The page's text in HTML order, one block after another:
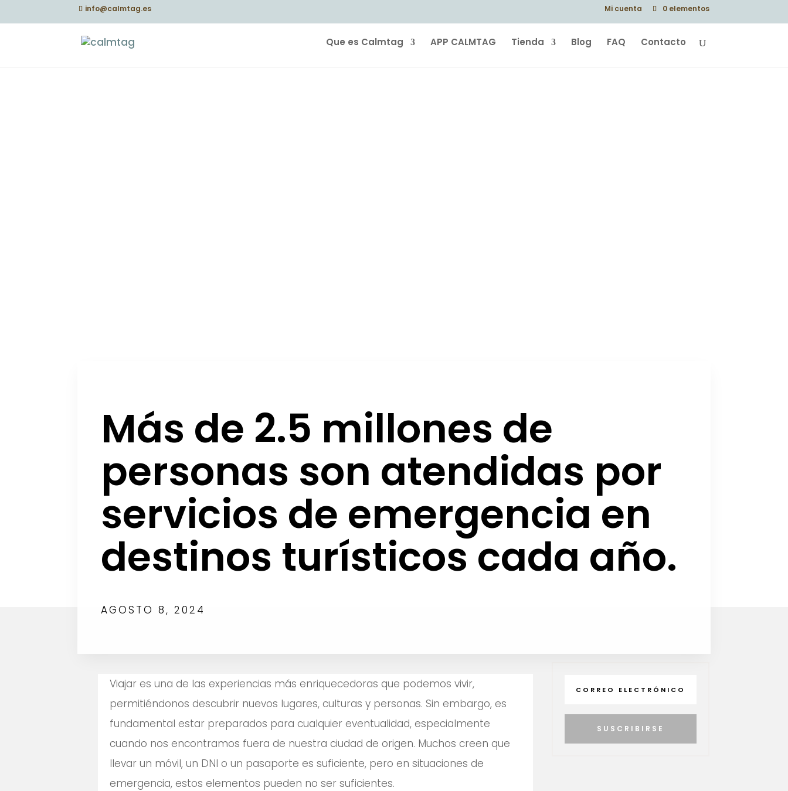
info@calmtag.es Mi cuenta 0 elementos
Que es Calmtag APP CALMTAG Tienda Blog FAQ Contacto
Más de 2.5 millones de
personas son atendidas por
servicios de emergencia en
destinos turísticos cada año.
AGOSTO 8, 2024
Viajar es una de las experiencias más enriquecedoras que podemos vivir,
permitiéndonos descubrir nuevos lugares, culturas y personas. Sin embargo, es
fundamental estar preparados para cualquier eventualidad, especialmente
cuando nos encontramos fuera de nuestra ciudad de origen. Muchos creen que
llevar un móvil, un DNI o un pasaporte es suficiente, pero en situaciones de
emergencia, estos elementos pueden no ser suficientes.
SUSCRIBIRSE